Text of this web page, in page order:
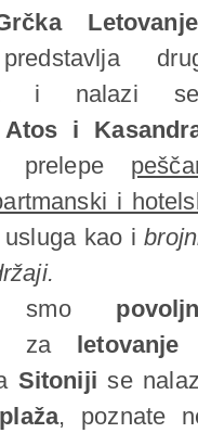
2021
nalazi se
Atos i
prelepe
i
kao i
smo
zaletovanje
Sitoniji se
, poznate